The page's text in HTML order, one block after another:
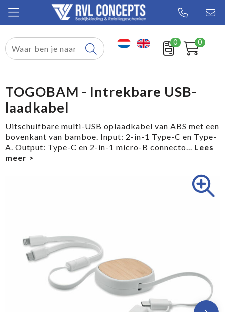
0 0
Relatiegeschenken
Tassen
Sport
Werkkleding
TOGOBAM - Intrekbare USB-
laadkabel
Uitschuifbare multi-USB oplaadkabel van ABS met een
bovenkant van bamboe. Input: 2-in-1 Type-C en Type-
A. Output: Type-C en 2-in-1 micro-B connecto...